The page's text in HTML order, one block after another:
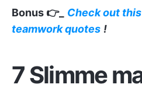
Bonus 👉_
Check out
teamwork quotes !
7 Slimme